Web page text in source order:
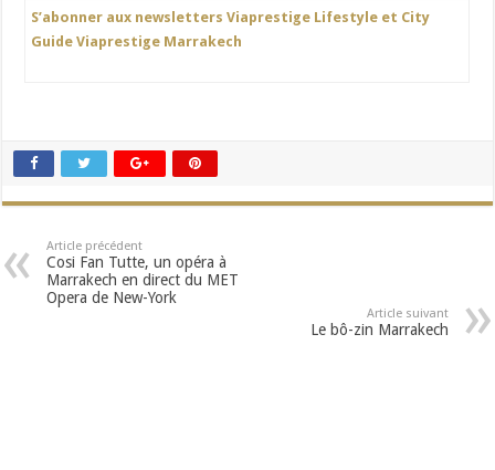
S’abonner aux newsletters Viaprestige Lifestyle et City
Guide Viaprestige Marrakech
Article précédent
Cosi Fan Tutte, un opéra à
Marrakech en direct du MET
Opera de New-York
Article suivant
Le bô-zin Marrakech